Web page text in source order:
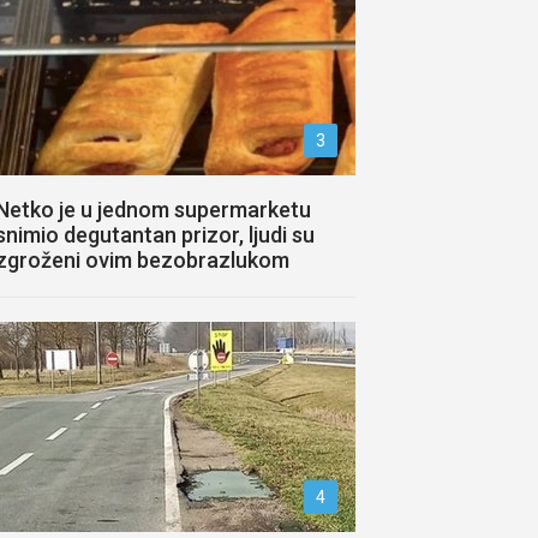
3
je u jednom supermarketu
degutantan prizor, ljudi su
ovim bezobrazlukom
4